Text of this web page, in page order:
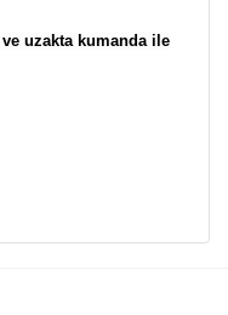
uzakta kumanda ile